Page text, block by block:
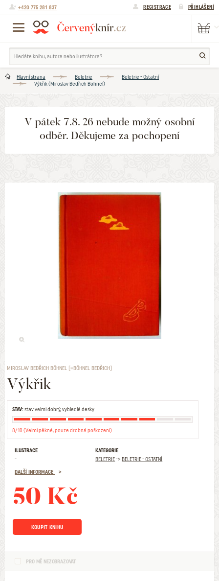
+420 775 281 837 REGISTRACE PŘIHLÁŠENÍ
Hlavní strana Beletrie
Beletrie - Ostatní
Výkřik (Miroslav Bedřich Böhnel)
V pátek 7.8. 26 nebude možný osobní
odběr. Děkujeme za pochopení
MIROSLAV BEDŘICH BÖHNEL [=BÖHNEL BEDŘICH]
Výkřik
STAV:stav velmi dobrý, vybledlé desky
8/10 (Velmi pěkné, pouze drobná poškození)
ILUSTRACE
-
KATEGORIE
BELETRIE->BELETRIE - OSTATNÍ
DALŠÍ INFORMACE
50 Kč
KOUPIT KNIHU
PRO MĚ NEZOBRAZOVAT